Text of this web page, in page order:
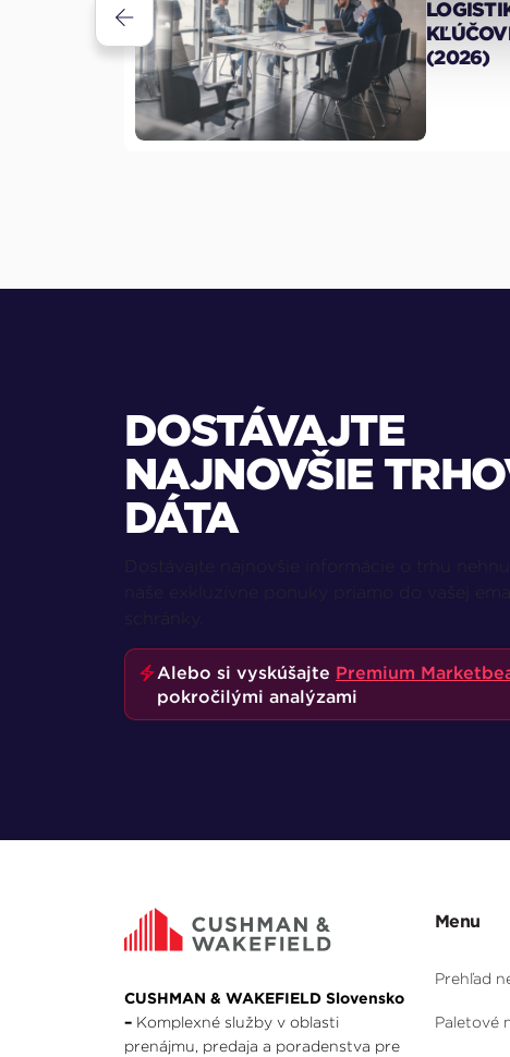
(2026)
DOSTÁVAJTE
NAJNOVŠIE
DÁTA
Alebo si vyskúšajte Premium
pokročilými analýzami
CUSHMAN & WAKEFIELD Slovensko
– Komplexné služby v oblasti
prenájmu, predaja a poradenstva pre
Menu
Prehľad
Paletové